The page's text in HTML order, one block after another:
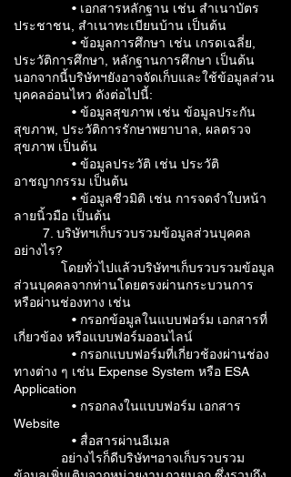
• เอกสารหลักฐาน เช่น สำเนาบัตร
ประชาชน, สำเนาทะเบียนบ้าน เป็นต้น
• ข้อมูลการศึกษา เช่น เกรดเฉลี่ย,
ประวัติการศึกษา, หลักฐานการศึกษา เป็นต้น
นอกจากนี้บริษัทฯยังอาจจัดเก็บและใช้ข้อมูลส่วน
บุคคลอ่อนไหว ดังต่อไปนี้:
• ข้อมูลสุขภาพ เช่น ข้อมูลประกัน
สุขภาพ, ประวัติการรักษาพยาบาล, ผลตรวจ
สุขภาพ เป็นต้น
• ข้อมูลประวัติ เช่น ประวัติ
อาชญากรรม เป็นต้น
• ข้อมูลชีวมิติ เช่น การจดจำใบหน้า
ลายนิ้วมือ เป็นต้น
7. บริษัทฯเก็บรวบรวมข้อมูลส่วนบุคคล
อย่างไร?
โดยทั่วไปแล้วบริษัทฯเก็บรวบรวมข้อมูล
ส่วนบุคคลจากท่านโดยตรงผ่านกระบวนการ
หรือผ่านช่องทาง เช่น
• กรอกข้อมูลในแบบฟอร์ม เอกสารที่
เกี่ยวข้อง หรือแบบฟอร์มออนไลน์
• กรอกแบบฟอร์มที่เกี่ยวช้องผ่านช่อง
ทางต่าง ๆ เช่น Expense System หรือ ESA
Application
• กรอกลงในแบบฟอร์ม เอกสาร
Website
• สื่อสารผ่านอีเมล
อย่างไรก็ดีบริษัทฯอาจเก็บรวบรวม